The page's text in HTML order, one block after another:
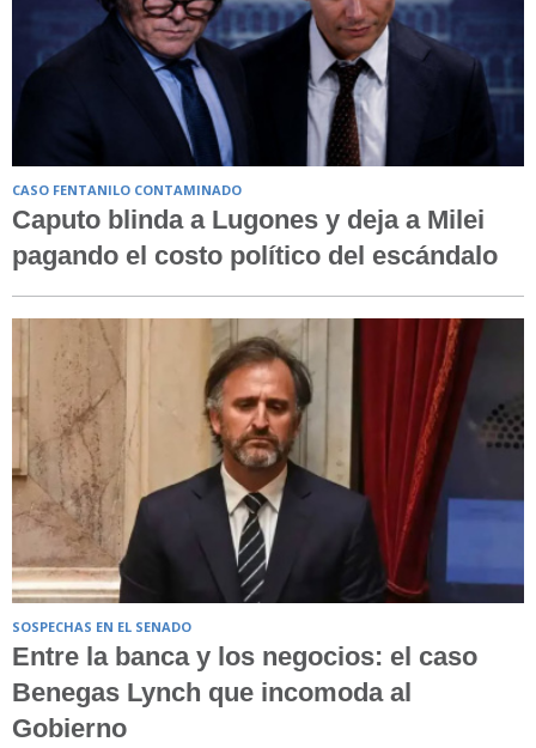
CASO FENTANILO CONTAMINADO
Caputo blinda a Lugones y deja a Milei
pagando el costo político del escándalo
SOSPECHAS EN EL SENADO
Entre la banca y los negocios: el caso
Benegas Lynch que incomoda al
Gobierno